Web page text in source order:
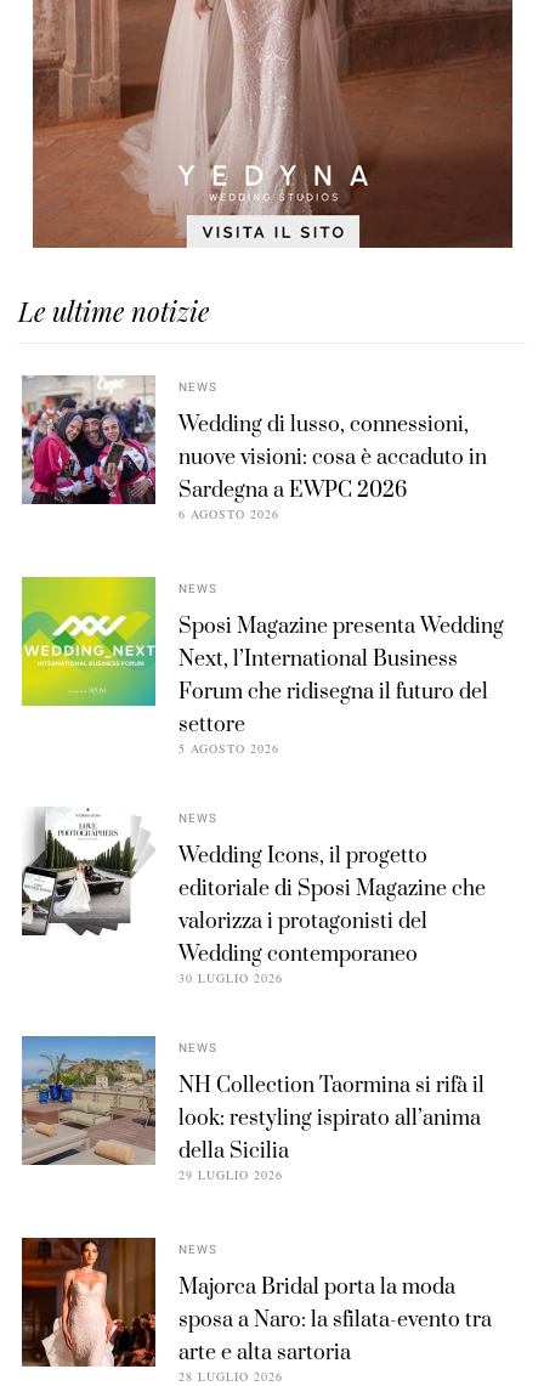
Le ultime notizie
NEWS
Wedding di lusso, connessioni,
nuove visioni: cosa è accaduto in
Sardegna a EWPC 2026
6 AGOSTO 2026
NEWS
Sposi Magazine presenta Wedding
Next, l’International Business
Forum che ridisegna il futuro del
settore
5 AGOSTO 2026
NEWS
Wedding Icons, il progetto
editoriale di Sposi Magazine che
valorizza i protagonisti del
Wedding contemporaneo
30 LUGLIO 2026
NEWS
NH Collection Taormina si rifà il
look: restyling ispirato all’anima
della Sicilia
29 LUGLIO 2026
NEWS
Majorca Bridal porta la moda
sposa a Naro: la sfilata-evento tra
arte e alta sartoria
28 LUGLIO 2026